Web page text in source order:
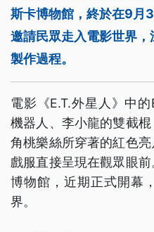
斯卡博物館，終於在9月
邀請民眾走入電影世界
製作過程。
電影《E.T.外星人》中
機器人、李小龍的雙截
角桃樂絲所穿著的紅色亮
戲服直接呈現在觀眾眼
博物館，近期正式開幕
界。